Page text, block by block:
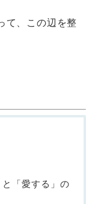
て、この辺を整
「愛する」の